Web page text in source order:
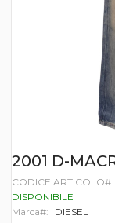
Vai
all'inizio
della
galleria
di
2001 D-
CODICE ARTICOLO
DISPONIBILE
Marca
DIESEL